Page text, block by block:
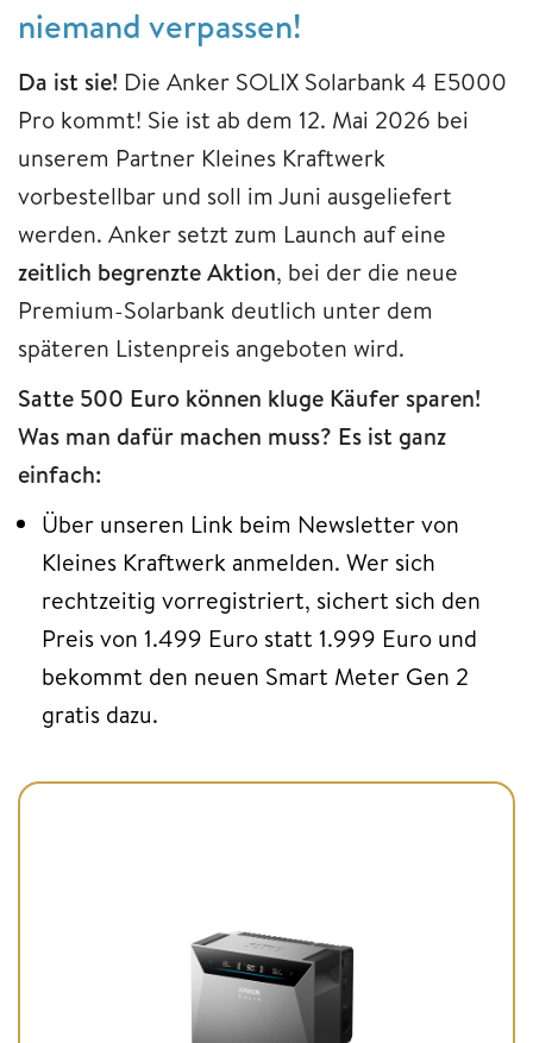
niemand verpassen!
Da ist sie! Die Anker SOLIX Solarbank 4 E5000
Pro kommt! Sie ist ab dem 12. Mai 2026 bei
unserem Partner Kleines Kraftwerk
vorbestellbar und soll im Juni ausgeliefert
werden. Anker setzt zum Launch auf eine
zeitlich begrenzte Aktion, bei der die neue
Premium-Solarbank deutlich unter dem
späteren Listenpreis angeboten wird.
Satte 500 Euro können kluge Käufer sparen!
Was man dafür machen muss? Es ist ganz
einfach:
Über unseren Link beim Newsletter von
Kleines Kraftwerk anmelden. Wer sich
rechtzeitig vorregistriert, sichert sich den
Preis von 1.499 Euro statt 1.999 Euro und
bekommt den neuen Smart Meter Gen 2
gratis dazu.